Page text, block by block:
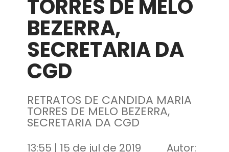
TORRES DE MELO
BEZERRA,
SECRETARIA DA
CGD
RETRATOS DE CANDIDA MARIA
TORRES DE MELO BEZERRA,
SECRETARIA DA CGD
13:55 | 15 de jul de 2019 Autor: